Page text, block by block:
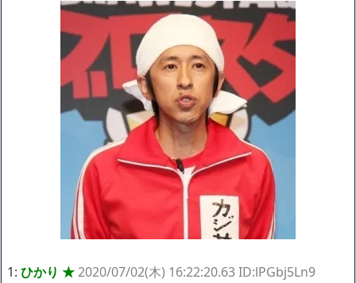
【画像】身長155cm・体重36kg・ウエスト51cmのスレンダー美
少女がAVデビュ－ｗwwww
【画像】彼女「ねー、今日のデートこれで行っていー？」ﾊﾟｼｬ
広末涼子さん、正気に戻ってしまい絶望する・・・「アカン、キ
ャリアがすべて終わった」
【配信者】「金バエ」のSNS更新が1週間途絶え、様々な憶測が
飛び交う。1週間ぶりの投稿でも一人称が「ボキ」ではなく「俺」と
なっており、本人ではないとの憶測が広がる
かつてはSONYのパソコンだった「VAIO」家電量販店のノジマに
買収されてしまう
ハードオフに売っていた4万4000円のフィギュアがヤバすぎるｗ
ｗｗｗｗｗ「こんな高いの？ｗｗ」「逆に超安い」
【閲覧注意】俺が近くにいると機械が壊れるんだけどさ
私は6年間「子無し既婚女性」で人から様々なことを言われてき
たけど子無しの原因は親の教えのせいかもしれません
Powered by livedoor 相互RSS
1: ひかり ★2020/07/02(木) 16:22:20.63 ID:lPGbj5Ln9